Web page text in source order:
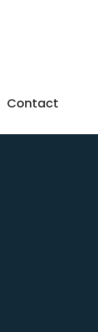
Contact